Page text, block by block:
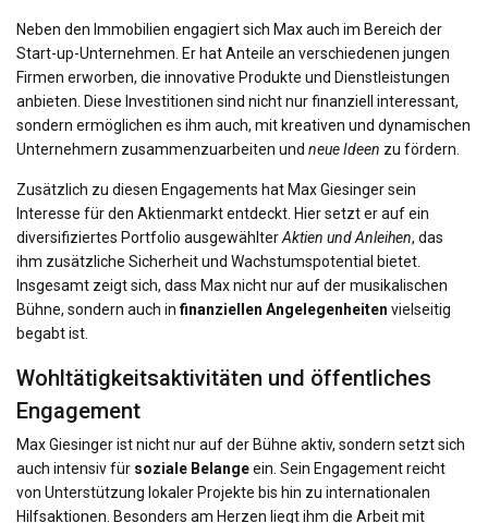
Neben den Immobilien engagiert sich Max auch im Bereich der
Start-up-Unternehmen. Er hat Anteile an verschiedenen jungen
Firmen erworben, die innovative Produkte und Dienstleistungen
anbieten. Diese Investitionen sind nicht nur finanziell interessant,
sondern ermöglichen es ihm auch, mit kreativen und dynamischen
Unternehmern zusammenzuarbeiten und neue Ideen zu fördern.
Zusätzlich zu diesen Engagements hat Max Giesinger sein
Interesse für den Aktienmarkt entdeckt. Hier setzt er auf ein
diversifiziertes Portfolio ausgewählterAktien und Anleihen, das
ihm zusätzliche Sicherheit und Wachstumspotential bietet.
Insgesamt zeigt sich, dass Max nicht nur auf der musikalischen
Bühne, sondern auch in finanziellen Angelegenheiten vielseitig
begabt ist.
Wohltätigkeitsaktivitäten und öffentliches
Engagement
Max Giesinger ist nicht nur auf der Bühne aktiv, sondern setzt sich
auch intensiv für soziale Belangeein. Sein Engagement reicht
von Unterstützung lokaler Projekte bis hin zu internationalen
Hilfsaktionen. Besonders am Herzen liegt ihm die Arbeit mit